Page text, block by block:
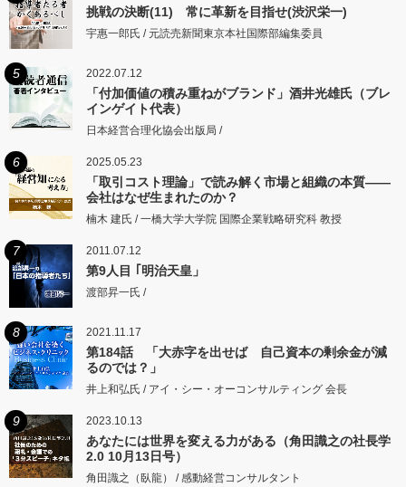
挑戦の決断(11) 常に革新を目指せ(渋沢栄一)
宇惠一郎氏 / 元読売新聞東京本社国際部編集委員
5 2022.07.12
「付加価値の積み重ねがブランド」酒井光雄氏（ブレ
インゲイト代表）
日本経営合理化協会出版局 /
6 2025.05.23
「取引コスト理論」で読み解く市場と組織の本質――
会社はなぜ生まれたのか？
楠木 建氏 / 一橋大学大学院 国際企業戦略研究科 教授
7 2011.07.12
第9人目 ｢明治天皇」
渡部昇一氏 /
8 2021.11.17
第184話 「大赤字を出せば 自己資本の剰余金が減
るのでは？」
井上和弘氏 / アイ・シー・オーコンサルティング 会長
9 2023.10.13
あなたには世界を変える力がある（角田識之の社長学
2.0 10月13日号）
角田識之（臥龍） / 感動経営コンサルタント